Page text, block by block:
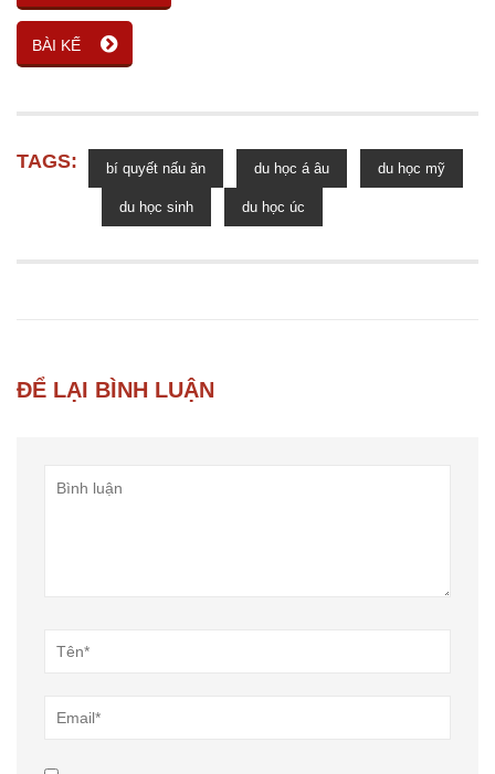
BÀI KẾ
TAGS: bí quyết nấu ăn du học á âu du học mỹ
du học sinh du học úc
ĐỂ LẠI BÌNH LUẬN